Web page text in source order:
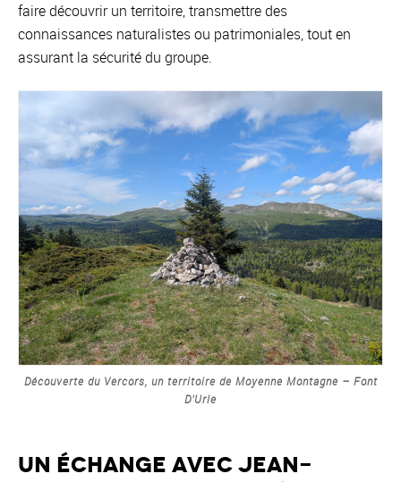
faire découvrir un territoire, transmettre des
connaissances naturalistes ou patrimoniales, tout en
assurant la sécurité du groupe.
Découverte du Vercors, un territoire de Moyenne Montagne – Font
D’Urle
Un échange avec Jean-